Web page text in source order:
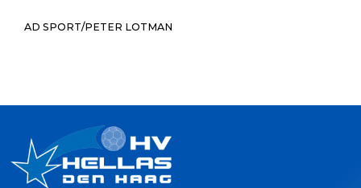
AD SPORT/PETER LOTMAN